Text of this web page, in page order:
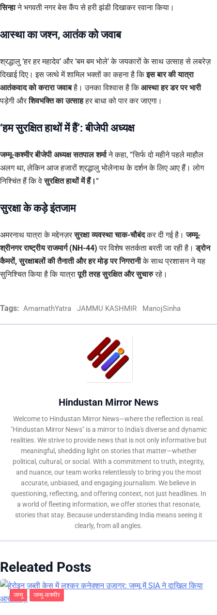
सिन्हाने भगवती नगर बेस कैंप से हरी झंडी दिखाकर रवाना किया।
आस्था का जश्न, आतंक को जवाब
श्रद्धालु ‘हर हर महादेव’ और ‘बम बम भोले’ के जयकारों के साथ उत्साह से लबरेज़
दिखाई दिए। इस जत्थे में शामिल भक्तों का कहना है किइस बार की यात्रा
आतंकवाद को करारा जवाबहै। उनका विश्वास है किआस्था हर डर पर भारी
पड़ेगी औरशिवभक्ति का उत्साहहर बाधा को पार कर जाएगा।
‘हम सुरक्षित हाथों में हैं’: बीजेपी अध्यक्ष
जम्मू-कश्मीर बीजेपी अध्यक्ष सतपाल शर्माने कहा, “सिर्फ दो महीने पहले माहौल
अलग था, लेकिन आज हजारों श्रद्धालु भोलेनाथ के दर्शन के लिए आए हैं। लोग
निश्चिंत हैं कि वेसुरक्षित हाथों में हैं।“
सुरक्षा के कड़े इंतजाम
अमरनाथ यात्रा के मद्देनज़रसुरक्षा व्यवस्था चाक-चौबंदकर दी गई है।जम्मू-
श्रीनगर राष्ट्रीय राजमार्ग (NH-44) पर विशेष सतर्कता बरती जा रही है।ड्रोन
कैमरों, सुरक्षाबलों की तैनाती और हर मोड़ पर निगरानीके साथ प्रशासन ने यह
सुनिश्चित किया है कि यात्रापूरी तरह सुरक्षित और सुचारुरहे।
Tags: AmarnathYatra JAMMU KASHMIR ManojSinha
Hindustan Mirror News
Welcome to Hindustan Mirror News—where the reflection is real.
"Hindustan Mirror News" is a mirror to India's diverse and dynamic
realities. We strive to provide news that is not only informative but
meaningful, shedding light on stories that matter—whether
political, cultural, or social. With a commitment to truth, integrity,
and nuance, our team works relentlessly to bring you the most
accurate, unbiased, and engaging journalism. We believe in
questioning, reflecting, and offering context, not just headlines. In
a world of fleeting information, we offer stories that resonate,
stories that stay. Because understanding India means seeing it
clearly, from all angles.
Releated Posts
जम्मू जम्मू-कश्मीर